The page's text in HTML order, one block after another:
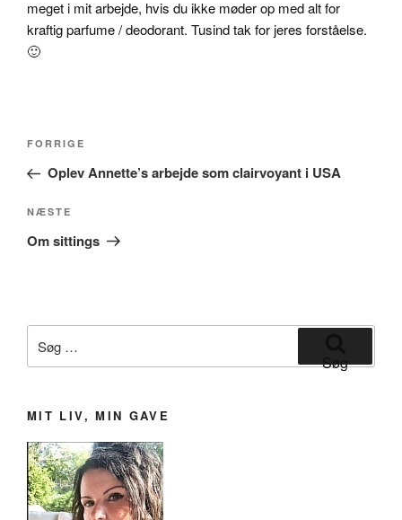
meget i mit arbejde, hvis du ikke møder op med alt for
kraftig parfume / deodorant. Tusind tak for jeres forståelse.
🙂
Indlægsnavigation
Forrige
indlæg
FORRIGE
Oplev Annette’s arbejde som clairvoyant i USA
Næste
indlæg
NÆSTE
Om sittings
efter:
Søg
MIT LIV, MIN GAVE